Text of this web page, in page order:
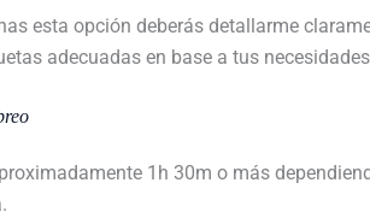
esta opción deberás detallarme
adecuadas en base a tus
1h 30m o más